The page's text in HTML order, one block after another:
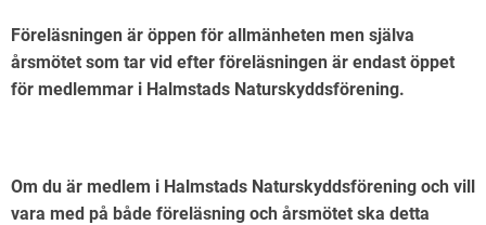
Föreläsningen är öppen för allmänheten men själva
årsmötet som tar vid efter föreläsningen är endast öppet
för medlemmar i Halmstads Naturskyddsförening.
Om du är medlem i Halmstads Naturskyddsförening och vill
vara med på både föreläsning och årsmötet ska detta